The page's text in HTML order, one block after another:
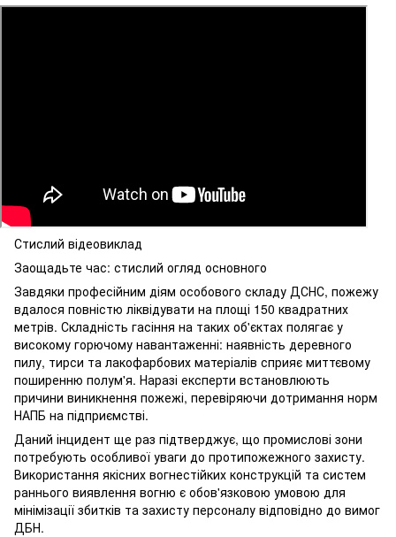
Стислий відеовиклад
Заощадьте час: стислий огляд основного
Завдяки професійним діям особового складу ДСНС, пожежу
вдалося повністю ліквідувати на площі 150 квадратних
метрів. Складність гасіння на таких об'єктах полягає у
високому горючому навантаженні: наявність деревного
пилу, тирси та лакофарбових матеріалів сприяє миттєвому
поширенню полум'я. Наразі експерти встановлюють
причини виникнення пожежі, перевіряючи дотримання норм
НАПБ на підприємстві.
Даний інцидент ще раз підтверджує, що промислові зони
потребують особливої уваги до протипожежного захисту.
Використання якісних вогнестійких конструкцій та систем
раннього виявлення вогню є обов'язковою умовою для
мінімізації збитків та захисту персоналу відповідно до вимог
ДБН.